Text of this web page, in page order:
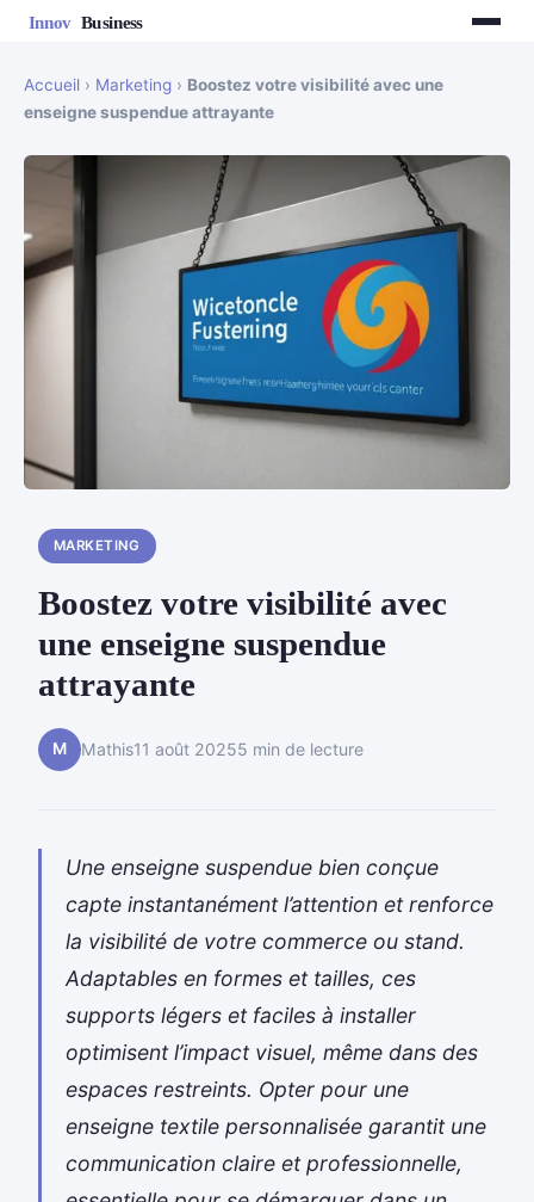
Accueil › Marketing › Boostez votre visibilité avec une
enseigne suspendue attrayante
MARKETING
Boostez votre visibilité avec
une enseigne suspendue
attrayante
M Mathis11 août 20255 min de lecture
Une enseigne suspendue bien conçue
capte instantanément l’attention et renforce
la visibilité de votre commerce ou stand.
Adaptables en formes et tailles, ces
supports légers et faciles à installer
optimisent l’impact visuel, même dans des
espaces restreints. Opter pour une
enseigne textile personnalisée garantit une
communication claire et professionnelle,